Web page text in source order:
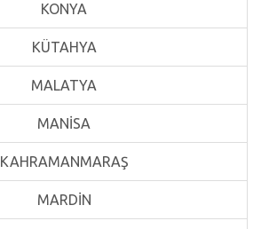
KONYA
KÜTAHYA
MALATYA
MANİSA
KAHRAMANMARAŞ
MARDİN